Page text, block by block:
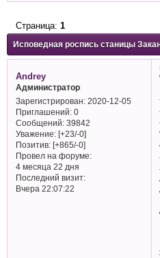
Исповедная роспись станицы
Страница: 1
Andrey
Администратор
Зарегистрирован: 2020-12-05
Приглашений:0
Сообщений:39842
Уважение: [+23/-0]
Позитив: [+865/-0]
Провел на форуме:
4 месяца 22 дня
Последний визит:
Вчера 22:07:22